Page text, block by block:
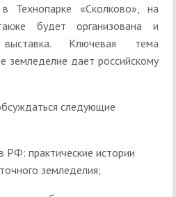
Технопарке «Сколково», на
будет организована и
выставка. Ключевая тема
земледелие дает российскому
следующие
РФ: практические истории
земледелия;